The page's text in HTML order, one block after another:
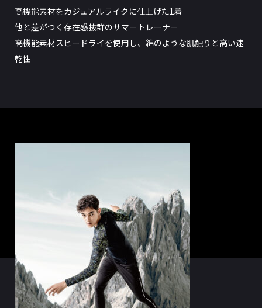
高機能素材をカジュアルライクに仕上げた1着
他と差がつく存在感抜群のサマートレーナー
高機能素材スピードライを使用し、綿のような肌触りと高い速
乾性